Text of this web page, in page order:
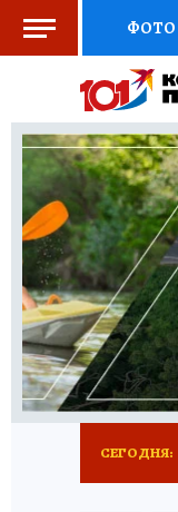
ФОТО
СЕГОДНЯ: